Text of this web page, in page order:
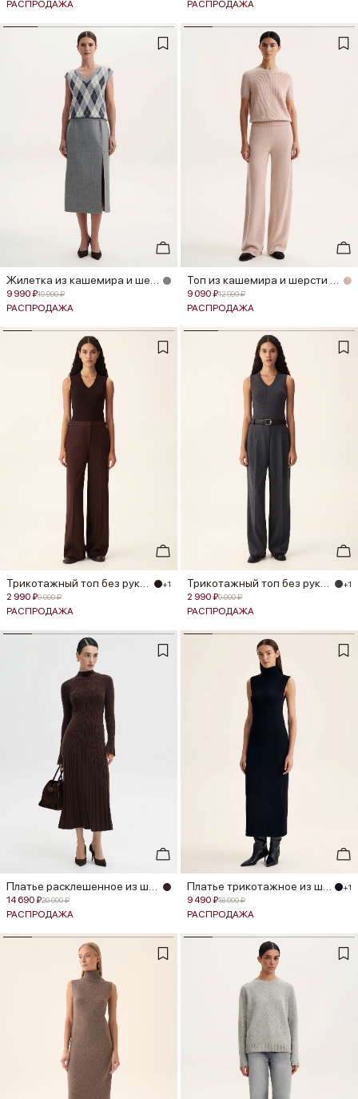
РАСПРОДАЖА РАСПРОДАЖА
9 990 ₽19 990 ₽
РАСПРОДАЖА
9 090 ₽12 990 ₽
РАСПРОДАЖА
+1
2 990 ₽9 990 ₽
РАСПРОДАЖА
+1
2 990 ₽9 990 ₽
РАСПРОДАЖА
14 690 ₽20 990 ₽
РАСПРОДАЖА
+1
9 490 ₽18 990 ₽
РАСПРОДАЖА